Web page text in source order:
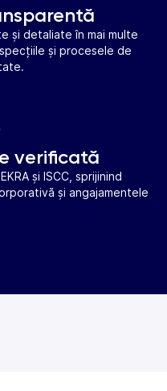
și detaliate în mai multe
și procesele de
verificată
și ISCC, sprijinind
și angajamentele